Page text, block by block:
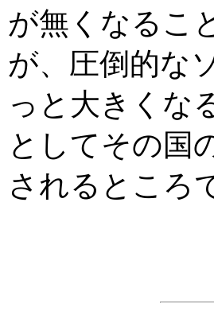
が無くなるこ
が、圧倒的な
っと大きくな
としてその国
されるところ